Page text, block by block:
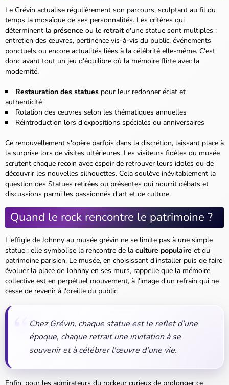
Le Grévin actualise régulièrement son parcours, sculptant au fil du
temps la mosaïque de ses personnalités. Les critères qui
déterminent la présence ou le retraitd'une statue sont multiples :
entretien des œuvres, pertinence vis-à-vis du public, événements
ponctuels ou encore actualités liées à la célébrité elle-même. C'est
donc avant tout un jeu d'équilibre où la mémoire flirte avec la
modernité.
Restauration des statues pour leur redonner éclat et
authenticité
Rotation des œuvres selon les thématiques annuelles
Réintroduction lors d'expositions spéciales ou anniversaires
Ce renouvellement s'opère parfois dans la discrétion, laissant place à
la surprise lors de visites ultérieures. Les visiteurs fidèles du musée
scrutent chaque recoin avec espoir de retrouver leurs idoles ou de
découvrir les nouvelles silhouettes. Cela soulève inévitablement la
question des Statues retirées ou présentes qui nourrit débats et
discussions parmi les passionnés d'art et de culture.
Quand le rock rencontre le patrimoine ?
L'effigie de Johnny au musée grévin ne se limite pas à une simple
statue : elle symbolise la rencontre de la culture populaire et du
patrimoine parisien. Le musée, en choisissant d'installer puis de faire
évoluer la place de Johnny en ses murs, rappelle que la mémoire
collective est en perpétuel mouvement, à l'image d'un refrain qui ne
cesse de revenir à l'oreille du public.
Chez Grévin, chaque statue est le reflet d'une
époque, chaque retrait une invitation à se
souvenir et à célébrer l'œuvre d'une vie.